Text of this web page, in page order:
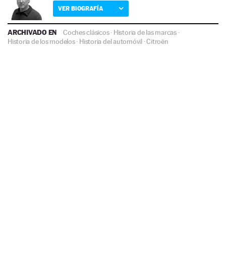
VER BIOGRAFÍA
ARCHIVADO EN Coches clásicos· Historia de las marcas·
Historia de los modelos· Historia del automóvil·Citroën